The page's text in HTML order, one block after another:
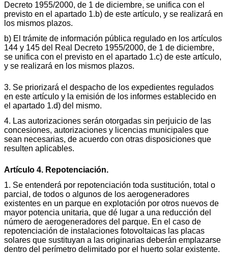
Decreto 1955/2000, de 1 de diciembre, se unifica con el
previsto en el apartado 1.b) de este artículo, y se realizará en
los mismos plazos.
b) El trámite de información pública regulado en los artículos
144 y 145 del Real Decreto 1955/2000, de 1 de diciembre,
se unifica con el previsto en el apartado 1.c) de este artículo,
y se realizará en los mismos plazos.
3. Se priorizará el despacho de los expedientes regulados
en este artículo y la emisión de los informes establecido en
el apartado 1.d) del mismo.
4. Las autorizaciones serán otorgadas sin perjuicio de las
concesiones, autorizaciones y licencias municipales que
sean necesarias, de acuerdo con otras disposiciones que
resulten aplicables.
Artículo 4. Repotenciación.
1. Se entenderá por repotenciación toda sustitución, total o
parcial, de todos o algunos de los aerogeneradores
existentes en un parque en explotación por otros nuevos de
mayor potencia unitaria, que dé lugar a una reducción del
número de aerogeneradores del parque. En el caso de
repotenciación de instalaciones fotovoltaicas las placas
solares que sustituyan a las originarias deberán emplazarse
dentro del perímetro delimitado por el huerto solar existente.